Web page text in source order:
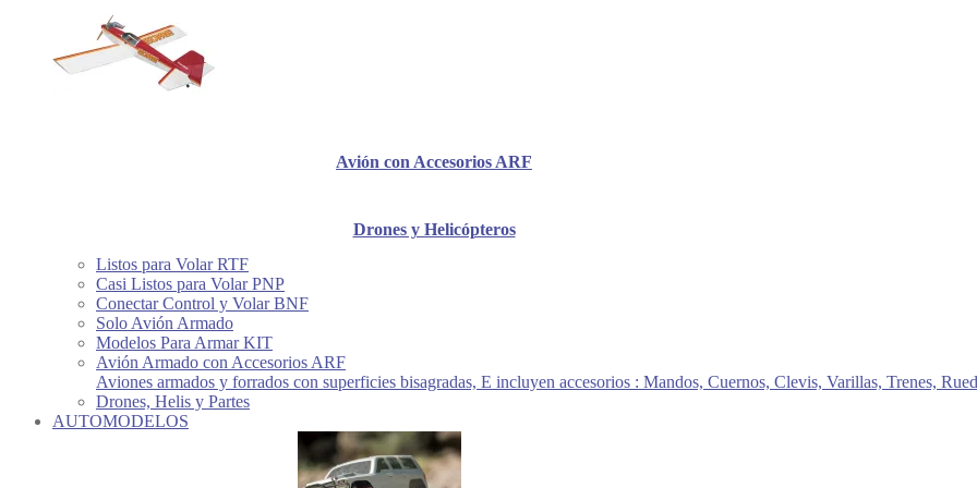
Avión con Accesorios ARF
Drones y Helicópteros
Listos para Volar RTF
Casi Listos para Volar PNP
Conectar Control y Volar BNF
Solo Avión Armado
Modelos Para Armar KIT
Avión Armado con Accesorios ARF
Aviones armados y forrados con superficies bisagradas, E incluyen accesorios : Mandos, Cuernos, Clevis, Varillas, Trenes,
Drones, Helis y Partes
AUTOMODELOS